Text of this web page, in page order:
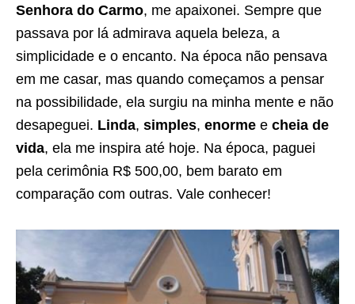
Senhora do Carmo, me apaixonei. Sempre que
passava por lá admirava aquela beleza, a
simplicidade e o encanto. Na época não pensava
em me casar, mas quando começamos a pensar
na possibilidade, ela surgiu na minha mente e não
desapeguei. Linda, simples, enorme e cheia de
vida, ela me inspira até hoje. Na época, paguei
pela cerimônia R$ 500,00, bem barato em
comparação com outras. Vale conhecer!